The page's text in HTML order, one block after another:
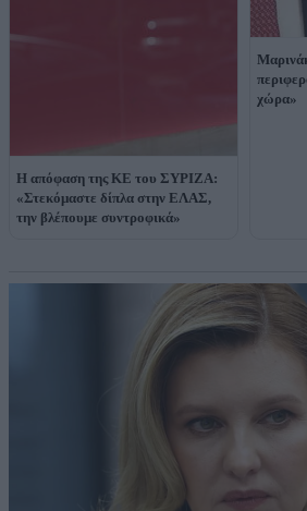
H απόφαση της ΚΕ του ΣΥΡΙΖΑ:
«Στεκόμαστε δίπλα στην ΕΛΑΣ,
την βλέπουμε συντροφικά»
χώρα»